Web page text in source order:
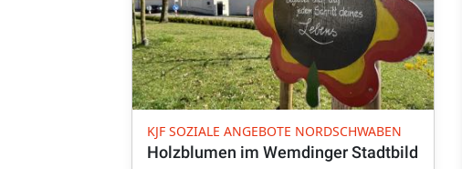
KJF SOZIALE ANGEBOTE NORDSCHWABEN
Holzblumen im Wemdinger Stadtbild